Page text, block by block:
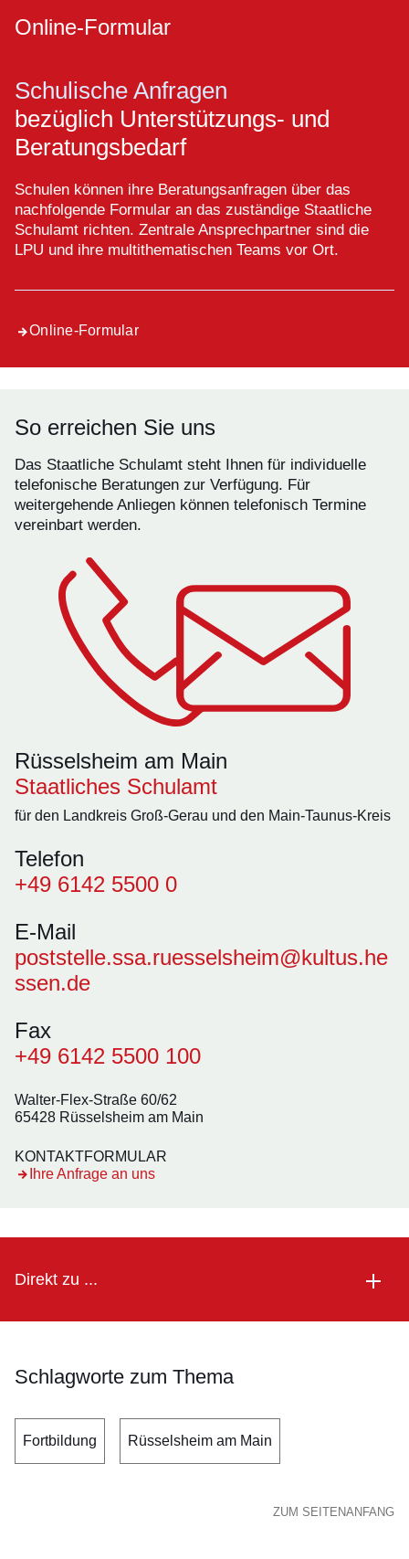
Online-Formular
Schulische Anfragen
bezüglich Unterstützungs- und
Beratungsbedarf
Schulen können ihre Beratungsanfragen über das
nachfolgende Formular an das zuständige Staatliche
Schulamt richten. Zentrale Ansprechpartner sind die
LPU und ihre multithematischen Teams vor Ort.
Online-Formular
So erreichen Sie uns
Das Staatliche Schulamt steht Ihnen für individuelle
telefonische Beratungen zur Verfügung. Für
weitergehende Anliegen können telefonisch Termine
vereinbart werden.
Rüsselsheim am Main
Staatliches Schulamt
für den Landkreis Groß-Gerau und den Main-Taunus-Kreis
Telefon
+49 6142 5500 0
E-Mail
poststelle.ssa.ruesselsheim@kultus.he
ssen.de
Fax
+49 6142 5500 100
Walter-Flex-Straße 60/62
65428 Rüsselsheim am Main
KONTAKTFORMULAR
Ihre Anfrage an uns
Öffnet sich in einem neuen Fenster
Direkt zu ...
Schlagworte zum Thema
Fortbildung Rüsselsheim am Main
ZUM SEITENANFANG